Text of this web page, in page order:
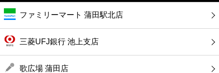
銀行
公共
ファミリーマート 蒲田駅北店
三菱UFJ銀行 池上支店
歌広場 蒲田店